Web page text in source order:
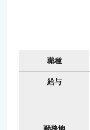
職種
給与